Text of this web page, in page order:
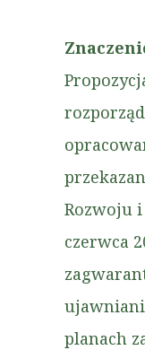
Rozwoju
czerwca
planach